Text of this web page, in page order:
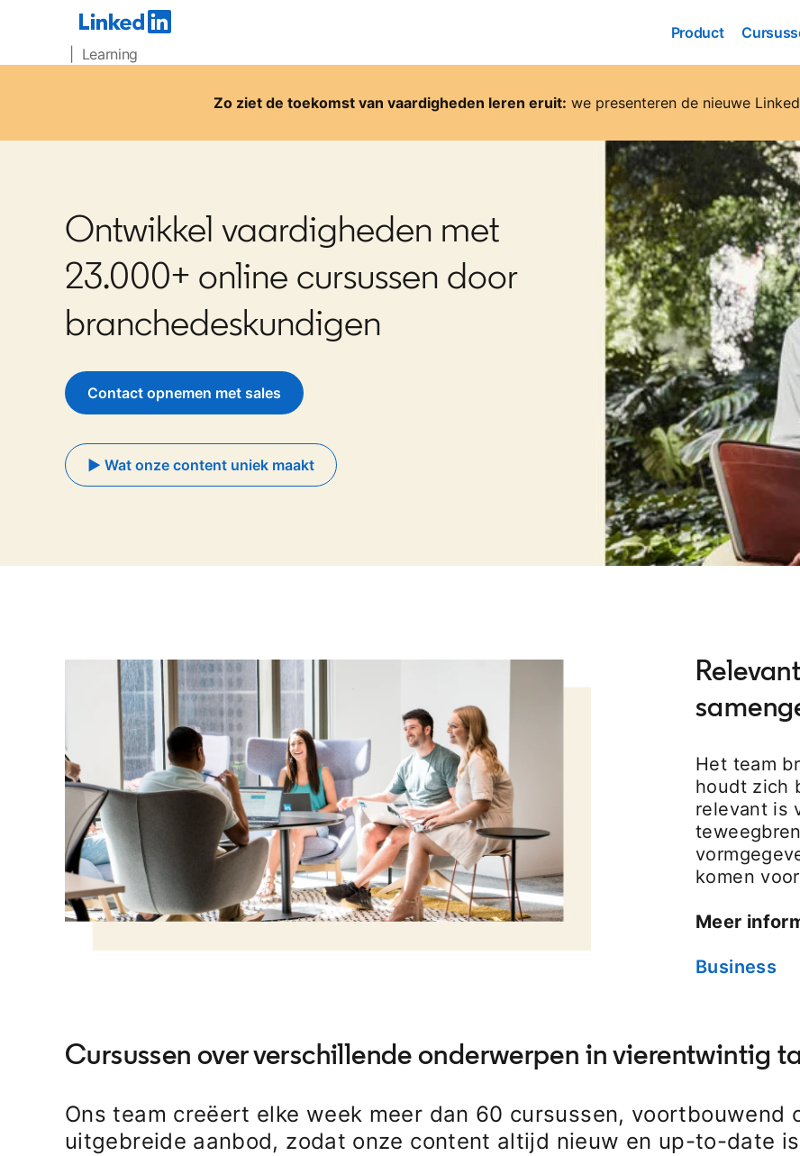
| Learning
Product
Product
Zo ziet de toekomst van vaardigheden leren eruit: we presenteren de nieuwe
Ontwikkel vaardigheden met
23.000+ online cursussen door
branchedeskundigen
Contact opnemen met sales
► Wat onze content uniek maakt
Het team
houdt zich
relevant is
komen
Meer
Business
Cursussen over verschillende onderwerpen in vierentwintig
Ons team creëert elke week meer dan 60 cursussen, voortbouwend
uitgebreide aanbod, zodat onze content altijd nieuw en up-to-date